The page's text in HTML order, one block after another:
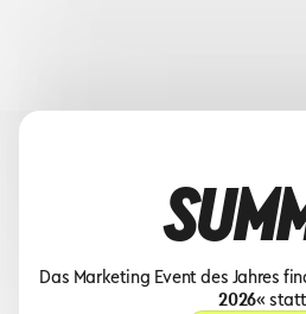
Das Marketing Event des Jahres
2026«